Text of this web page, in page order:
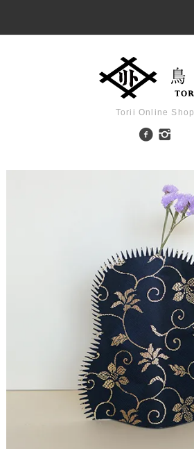
Torii Online Shop